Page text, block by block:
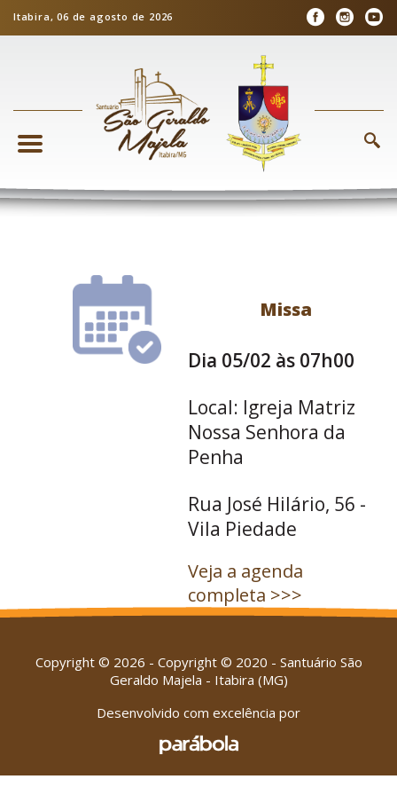
Itabira, 06 de agosto de 2026
Missa
Dia 05/02 às 07h00
Local: Igreja Matriz
Nossa Senhora da
Penha
Rua José Hilário, 56 -
Vila Piedade
Veja a agenda
completa >>>
Copyright © 2026 - Copyright © 2020 - Santuário São
Geraldo Majela - Itabira (MG)
Desenvolvido com excelência por